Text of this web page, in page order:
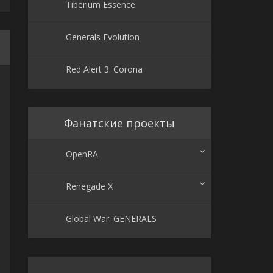
Tiberium Essence
Generals Evolution
Red Alert 3: Corona
Фанатские проекты
OpenRA
Renegade X
Global War: GENERALS